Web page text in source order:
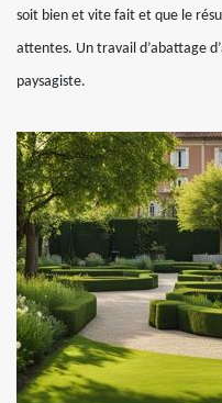
soit bien et vite fait et que le
attentes. Un travail d’abattage
paysagiste.